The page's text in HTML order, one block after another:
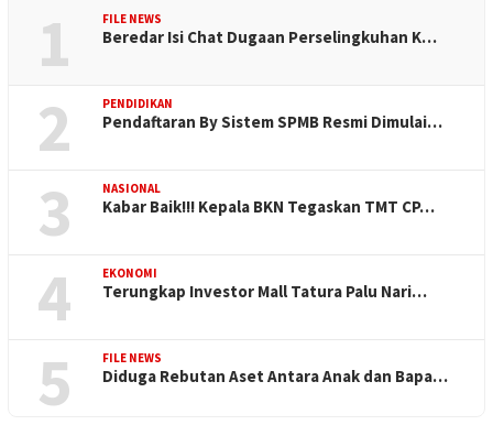
1 FILE NEWS
Beredar Isi Chat Dugaan Perselingkuhan K…
2 PENDIDIKAN
Pendaftaran By Sistem SPMB Resmi Dimulai…
3 NASIONAL
Kabar Baik!!! Kepala BKN Tegaskan TMT CP…
4 EKONOMI
Terungkap Investor Mall Tatura Palu Nari…
5 FILE NEWS
Diduga Rebutan Aset Antara Anak dan Bapa…